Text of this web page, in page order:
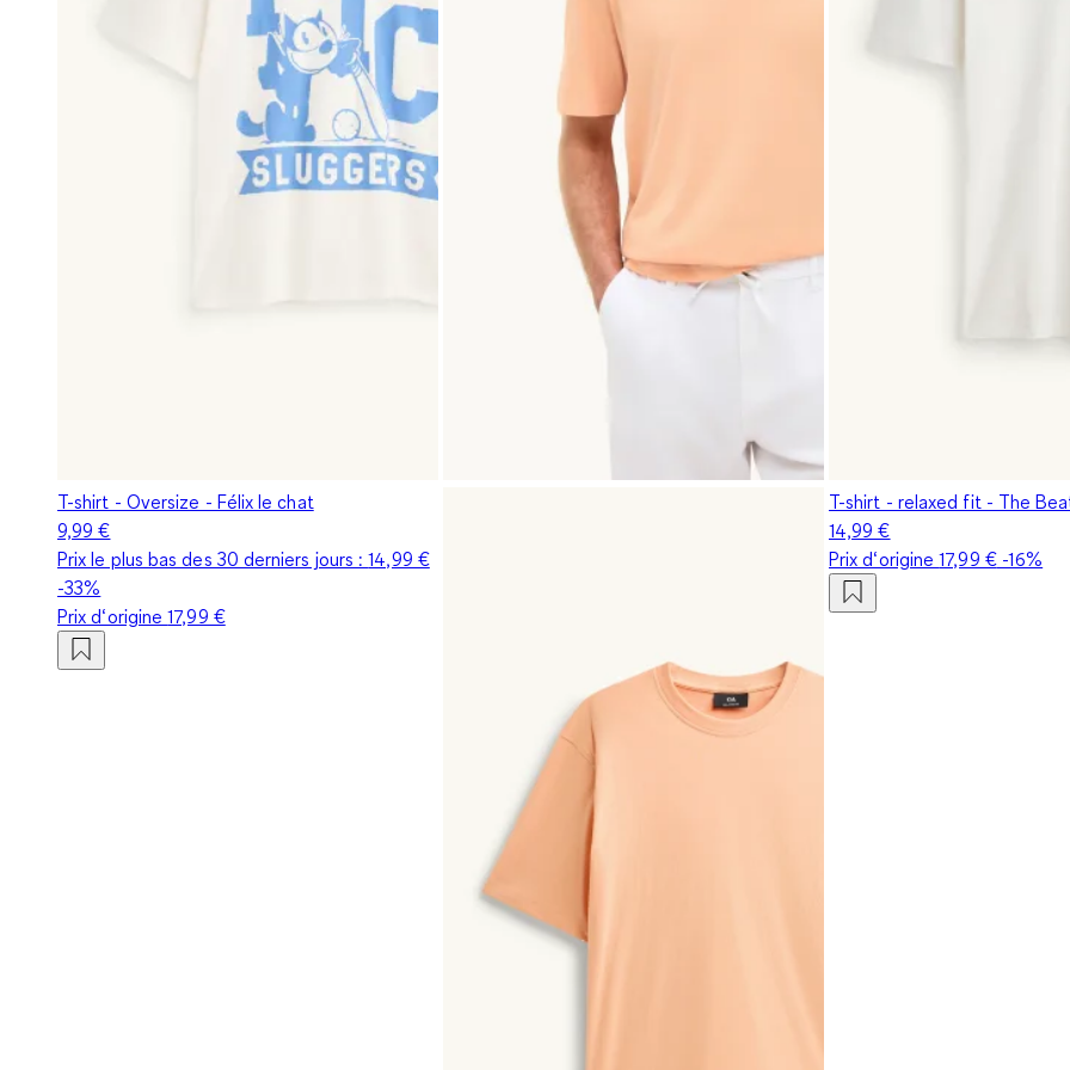
T-shirt - Oversize - Félix le chat
9,99 €
Prix le plus bas des 30 derniers jours :14,99 €
-33%
Prix d‘origine17,99 €
T-shirt - relaxed fit - The
14,99 €
Prix d‘origine17,99 €-16%